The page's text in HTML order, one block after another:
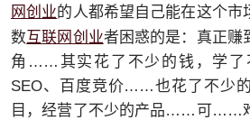
网创业的人都希望自己能在这个市
数互联网创业者困惑的是：真正赚
角……其实花了不少的钱，学了
SEO、百度竞价……也花了不少
目，经营了不少的产品……可……